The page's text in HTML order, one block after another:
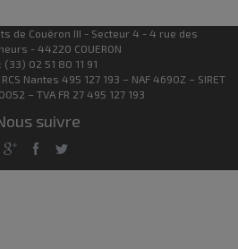
de Couëron III - Secteur 4 - 4 rue des
- 44220 COUERON
(33) 02 51 80 11 91
Nantes 495 127 193 – NAF 4690Z – SIRET
– TVA FR 27 495 127 193
suivre